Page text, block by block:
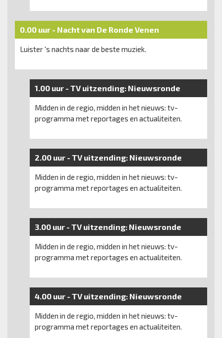
0.00 uur - Nacht van De Ronde Venen
Luister 's nachts naar de beste muziek.
1.00 uur - TV uitzending: Nieuwsronde
Midden in de regio, midden in het nieuws: tv-
programma met reportages en actualiteiten.
2.00 uur - TV uitzending: Nieuwsronde
Midden in de regio, midden in het nieuws: tv-
programma met reportages en actualiteiten.
3.00 uur - TV uitzending: Nieuwsronde
Midden in de regio, midden in het nieuws: tv-
programma met reportages en actualiteiten.
4.00 uur - TV uitzending: Nieuwsronde
Midden in de regio, midden in het nieuws: tv-
programma met reportages en actualiteiten.